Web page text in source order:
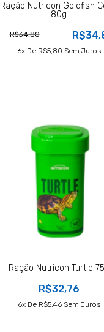
Ração Nutricon Goldfish
80g
R$34,80
6X De R$5,80 Sem Juros
Ração Nutricon Turtle
R$32,76
6X De R$5,46Sem Juros